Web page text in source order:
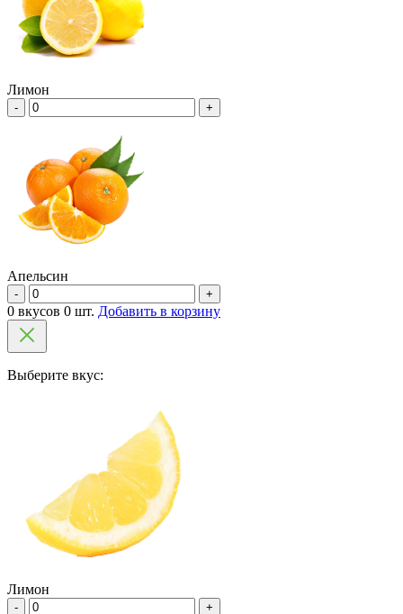
Лимон
- +
Апельсин
- +
0 вкусов 0 шт. Добавить в корзину
Выберите вкус:
Лимон
- +